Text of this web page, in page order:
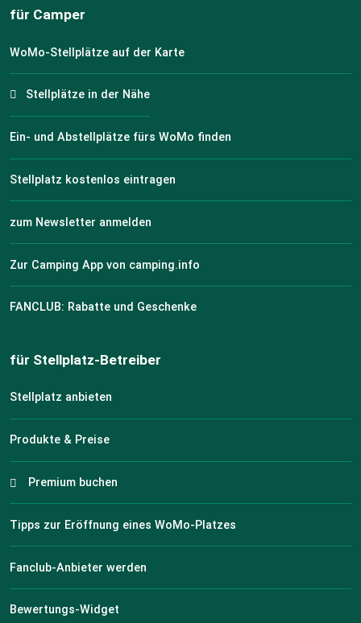
für Camper
WoMo-Stellplätze auf der Karte
Stellplätze in der Nähe
Ein- und Abstellplätze fürs WoMo finden
Stellplatz kostenlos eintragen
zum Newsletter anmelden
Zur Camping App von camping.info
FANCLUB: Rabatte und Geschenke
für Stellplatz-Betreiber
Stellplatz anbieten
Produkte & Preise
Premium buchen
Tipps zur Eröffnung eines WoMo-Platzes
Fanclub-Anbieter werden
Bewertungs-Widget